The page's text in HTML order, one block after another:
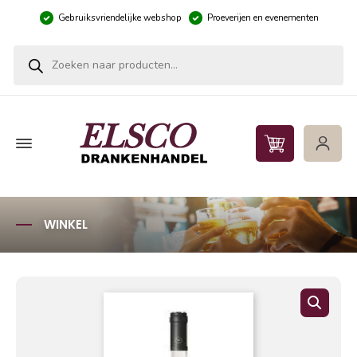
Gebruiksvriendelijke webshop Proeverijen en evenementen
WINKEL